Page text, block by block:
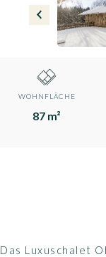
WOHNFLÄCHE
87 m²
Das Luxuschalet